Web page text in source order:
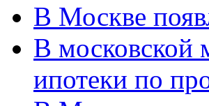
В Москве
В московской
ипотеки по